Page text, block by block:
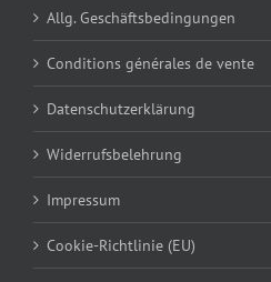
Allg. Geschäftsbedingungen
Conditions générales de vente
Datenschutzerklärung
Widerrufsbelehrung
Impressum
Cookie-Richtlinie (EU)